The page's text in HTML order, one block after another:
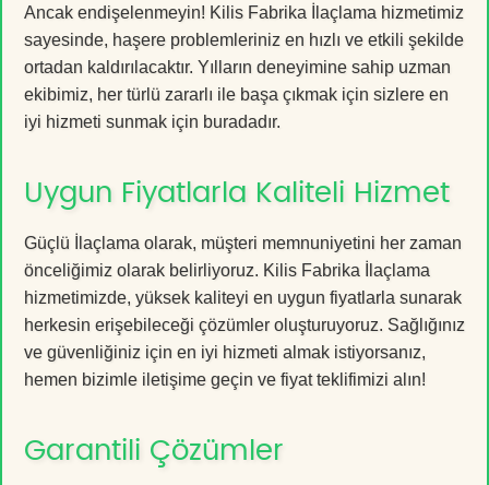
Ancak endişelenmeyin! Kilis Fabrika İlaçlama hizmetimiz
sayesinde, haşere problemleriniz en hızlı ve etkili şekilde
ortadan kaldırılacaktır. Yılların deneyimine sahip uzman
ekibimiz, her türlü zararlı ile başa çıkmak için sizlere en
iyi hizmeti sunmak için buradadır.
Uygun Fiyatlarla Kaliteli Hizmet
Güçlü İlaçlama olarak, müşteri memnuniyetini her zaman
önceliğimiz olarak belirliyoruz. Kilis Fabrika İlaçlama
hizmetimizde, yüksek kaliteyi en uygun fiyatlarla sunarak
herkesin erişebileceği çözümler oluşturuyoruz. Sağlığınız
ve güvenliğiniz için en iyi hizmeti almak istiyorsanız,
hemen bizimle iletişime geçin ve fiyat teklifimizi alın!
Garantili Çözümler